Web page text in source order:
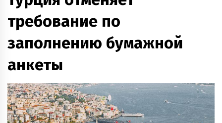
требование по
заполнению бумажной
анкеты